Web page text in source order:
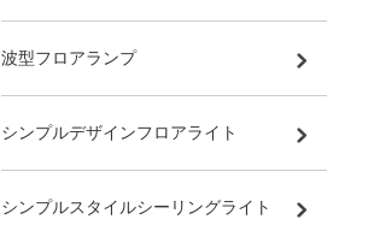
波型フロアランプ
シンプルデザインフロアライト
シンプルスタイルシーリングライト